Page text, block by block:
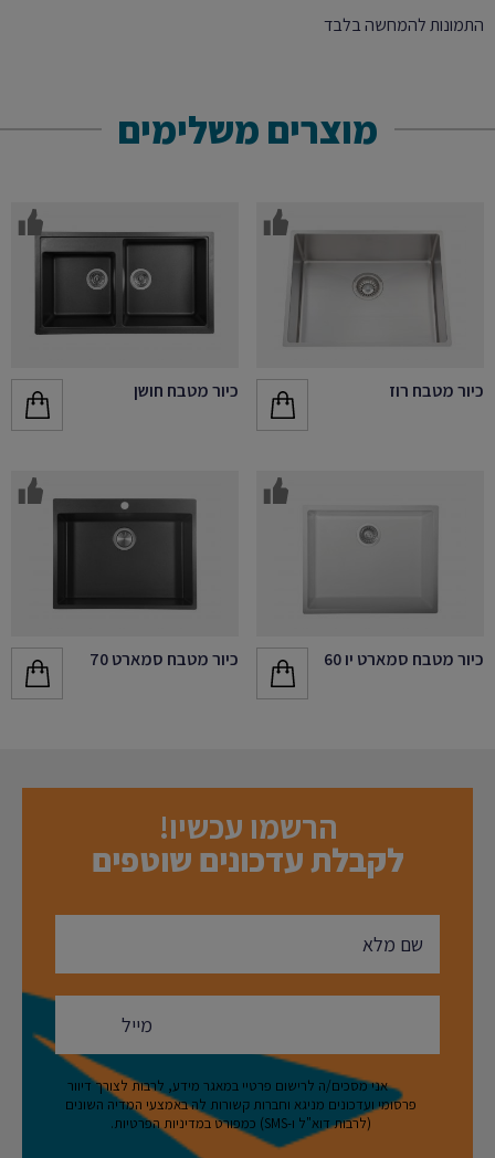
התמונות להמחשה בלבד
מוצרים משלימים
כיור מטבח רוז כיור מטבח חושן
כיור מטבח סמארט יו 60 כיור מטבח סמארט 70
הרשמו עכשיו!
לקבלת עדכונים שוטפים
אני מסכים/ה לרישום פרטיי במאגר מידע, לרבות לצורך דיוור
פרסומי ועדכונים מניגא וחברות קשורות לה באמצעי המדיה השונים
(לרבות דוא"ל ו-SMS) כמפורט במדיניות הפרטיות.